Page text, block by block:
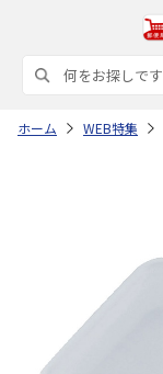
ホーム WEB特集